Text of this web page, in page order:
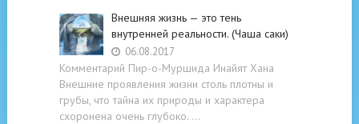
Внешняя жизнь — это тень
внутренней реальности. (Чаша саки)
06.08.2017
Комментарий Пир-о-Муршида Инайят Хана
Внешние проявления жизни столь плотны и
грубы, что тайна их природы и характера
схоронена очень глубоко. …